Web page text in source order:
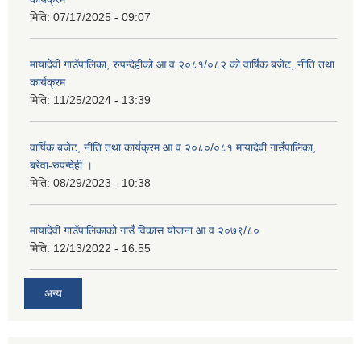
मिति: 07/17/2025 - 09:07
मायादेवी गाउँपालिका, रुपन्देहीको आ.व.२०८१/०८२ को वार्षिक बजेट, नीति तथा
कार्यक्रम
मिति: 11/25/2024 - 13:39
वार्षिक बजेट, नीति तथा कार्यक्रम आ.व.२०८०/०८१ मायादेवी गाउँपालिका,
बरेवा-रुपन्देही ।
मिति: 08/29/2023 - 10:38
मायादेवी गाउँपालिकाको गाउँ विकास योजना आ.व.२०७९/८०
मिति: 12/13/2022 - 16:55
अन्य